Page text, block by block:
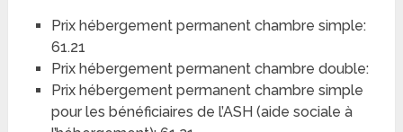
Prix hébergement permanent chambre simple:
61.21
Prix hébergement permanent chambre double:
Prix hébergement permanent chambre simple
pour les bénéficiaires de l’ASH (aide sociale à